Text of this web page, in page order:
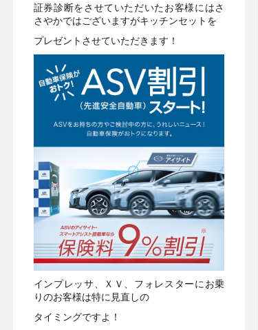
証券診断をさせていただいたお客様にはさ
さやかではございますがキッチンセットを
プレゼントさせていただきます！
インプレッサ、ＸＶ、フォレスターにお乗
りのお客様は特に見直しの
タイミングですよ！